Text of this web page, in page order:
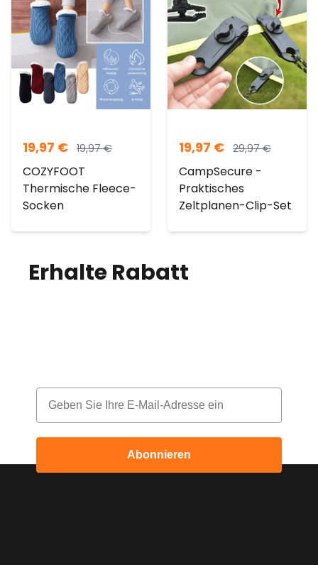
19,97 € 19,97€
COZYFOOT
Thermische Fleece-
Socken
19,97 € 29,97€
CampSecure -
Praktisches
Zeltplanen-Clip-Set
Erhalte Rabatt
Email
Abonnieren